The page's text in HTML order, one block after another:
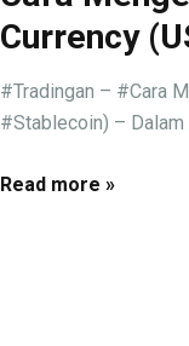
Currency
#Tradingan – #Cara
#Stablecoin) – Dalam
Read more »